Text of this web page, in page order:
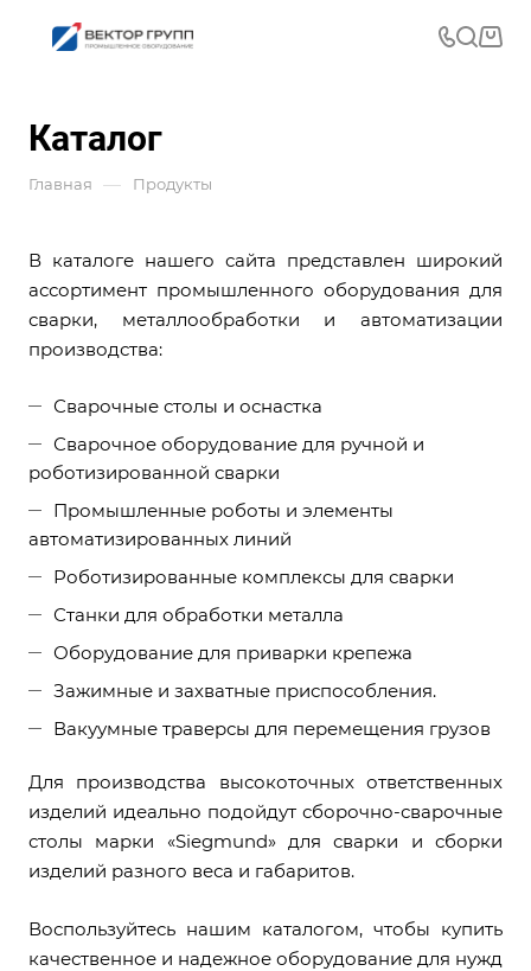
Каталог
Главная — Продукты
В каталоге нашего сайта представлен широкий
ассортимент промышленного оборудования для
сварки, металлообработки и автоматизации
производства:
Сварочные столы и оснастка
Сварочное оборудование для ручной и
роботизированной сварки
Промышленные роботы и элементы
автоматизированных линий
Роботизированные комплексы для сварки
Станки для обработки металла
Оборудование для приварки крепежа
Зажимные и захватные приспособления.
Вакуумные траверсы для перемещения грузов
Для производства высокоточных ответственных
изделий идеально подойдут сборочно-сварочные
столы марки «Siegmund» для сварки и сборки
изделий разного веса и габаритов.
Воспользуйтесь нашим каталогом, чтобы купить
качественное и надежное оборудование для нужд